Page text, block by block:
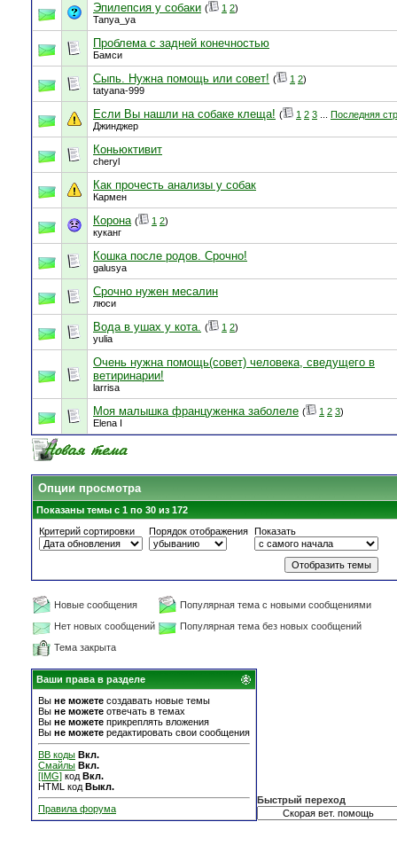
Эпилепсия у собаки ( 1 2)
Tanya_ya
Проблема с задней конечностью
Бамси
Сыпь. Нужна помощь или совет! ( 1 2)
tatyana-999
Если Вы нашли на собаке клеща! ( 1 2 3
Последняя
Джинджер
Коньюктивит
cheryl
Как прочесть анализы у собак
Кармен
Корона ( 1 2)
куканг
Кошка после родов. Срочно!
galusya
Срочно нужен месалин
люси
Вода в ушах у кота. ( 1 2)
yulia
Очень нужна помощь(совет) человека, сведущего в
ветиринарии!
larrisa
Моя малышка француженка заболеле ( 1 2 3)
Elena I
Опции просмотра
Показаны темы с 1 по 30 из 172
Критерий сортировки
Порядок отображения Показать
Новые сообщения
Популярная тема с новыми сообщениями
Нет новых сообщений
Популярная тема без новых сообщений
Тема закрыта
Ваши права в разделе
Вы не можете создавать новые темы
Вы не можете отвечать в темах
Вы не можете прикреплять вложения
Вы не можете редактировать свои сообщения
BB коды Вкл.
Смайлы Вкл.
[IMG] код Вкл.
HTML код Выкл.
Правила форума
Быстрый переход